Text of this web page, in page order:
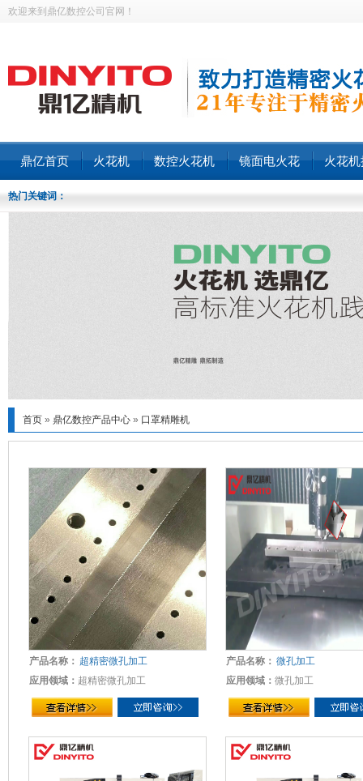
欢迎来到鼎亿数控公司官网！
鼎亿首页 火花机 数控火花机 镜面电火花 火花
热门关键词：
首页 » 鼎亿数控产品中心 » 口罩精雕机
产品名称： 超精密微孔加工
应用领域： 超精密微孔加工
产品名称： 微孔加工
应用领域： 微孔加工